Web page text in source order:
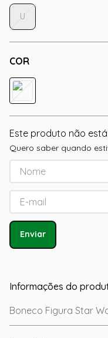
COR
U
Este produto não
Quero saber quando
Enviar
Informações do
Boneco Figura Star